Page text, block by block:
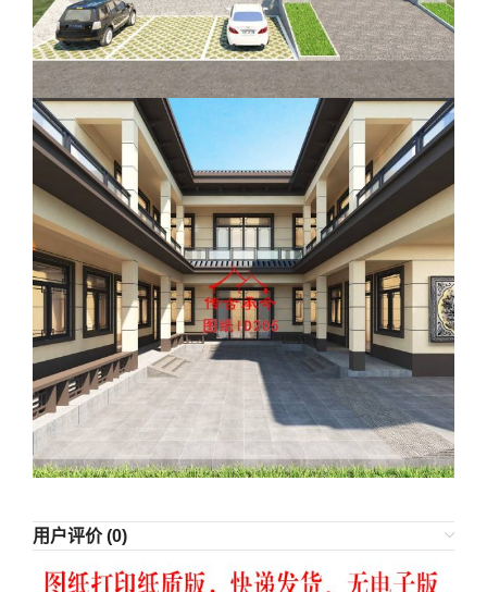
用户评价 (0)